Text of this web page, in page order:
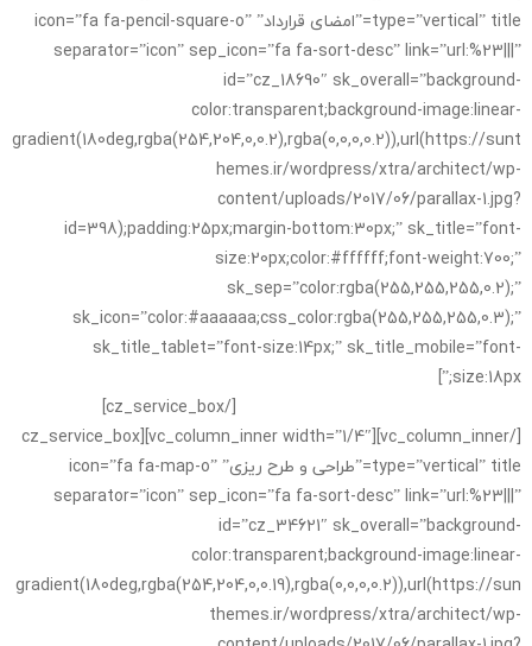
type=”vertical” title=”امضای قرارداد” icon=”fa fa-pencil-square-o”
separator=”icon” sep_icon=”fa fa-sort-desc” link=”url:%23|||”
id=”cz_18690″ sk_overall=”background-
color:transparent;background-image:linear-
gradient(180deg,rgba(254,204,0,0.2),rgba(0,0,0,0.2)),url(https://sunt
hemes.ir/wordpress/xtra/architect/wp-
content/uploads/2017/06/parallax-1.jpg?
id=398);padding:25px;margin-bottom:30px;” sk_title=”font-
size:20px;color:#ffffff;font-weight:700;”
sk_sep=”color:rgba(255,255,255,0.2);”
sk_icon=”color:#aaaaaa;css_color:rgba(255,255,255,0.3);”
sk_title_tablet=”font-size:14px;” sk_title_mobile=”font-
size:18px;”] لورم ایپسوم متن ساختگی با تولید سادگی نامفهوم از صنعت
[/cz_service_box]
[/vc_column_inner][vc_column_inner width=”1/4″][cz_service_box
type=”vertical” title=”طراحی و طرح ریزی” icon=”fa fa-map-o”
separator=”icon” sep_icon=”fa fa-sort-desc” link=”url:%23|||”
id=”cz_34621″ sk_overall=”background-
color:transparent;background-image:linear-
gradient(180deg,rgba(254,204,0,0.19),rgba(0,0,0,0.2)),url(https://sun
themes.ir/wordpress/xtra/architect/wp-